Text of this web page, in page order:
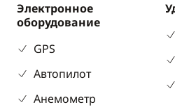
Электронное
оборудование
GPS
Автопилот
Анемометр